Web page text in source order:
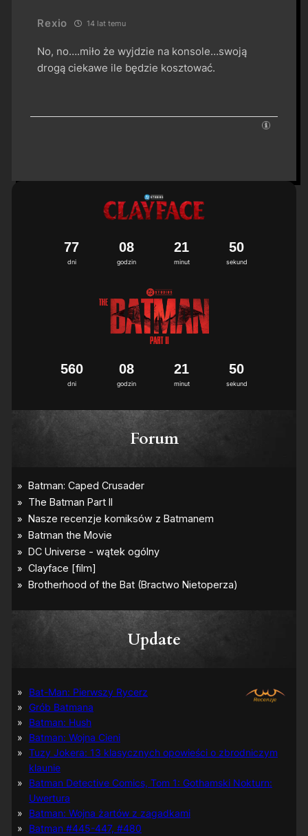
Rexio 14 lat temu
No, no….miło że wyjdzie na konsole…swoją
drogą ciekawe ile będzie kosztować.
dni
77
godzin
08
minut
21
sekund
4
5
9
0
dni
560
godzin
08
minut
21
sekund
4
5
9
0
Forum
Update
Bat-Man: Pierwszy Rycerz
Grób Batmana
Batman: Hush
Batman: Wojna Cieni
Tuzy Jokera: 13 klasycznych opowieści o zbrodniczym
klaunie
Batman Detective Comics, Tom 1: Gothamski Nokturn:
Uwertura
Batman: Wojna żartów z zagadkami
Batman #445-447, #480